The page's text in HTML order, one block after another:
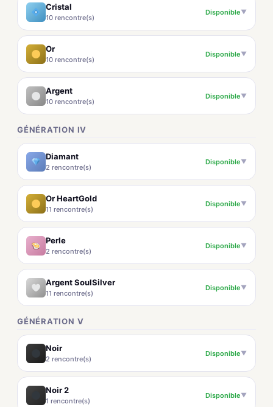
Cristal
10 rencontre(s)
Disponible▼
Or
10 rencontre(s)
Disponible▼
Argent
10 rencontre(s)
Disponible▼
GÉNÉRATION IV
Diamant
2 rencontre(s)
Disponible▼
Or HeartGold
11 rencontre(s)
Disponible▼
Perle
2 rencontre(s)
Disponible▼
Argent SoulSilver
11 rencontre(s)
Disponible▼
GÉNÉRATION V
Noir
2 rencontre(s)
Disponible▼
Noir 2
1 rencontre(s)
Disponible▼